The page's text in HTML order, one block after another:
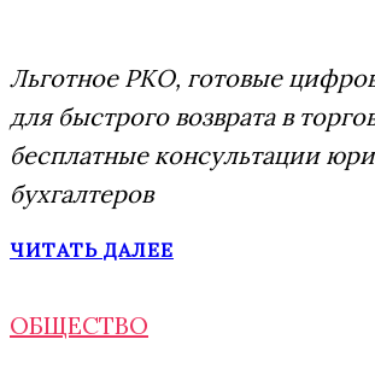
Льготное РКО, готовые
для быстрого возврата в
бесплатные консультации
бухгалтеров
ЧИТАТЬ ДАЛЕЕ
ОБЩЕСТВО